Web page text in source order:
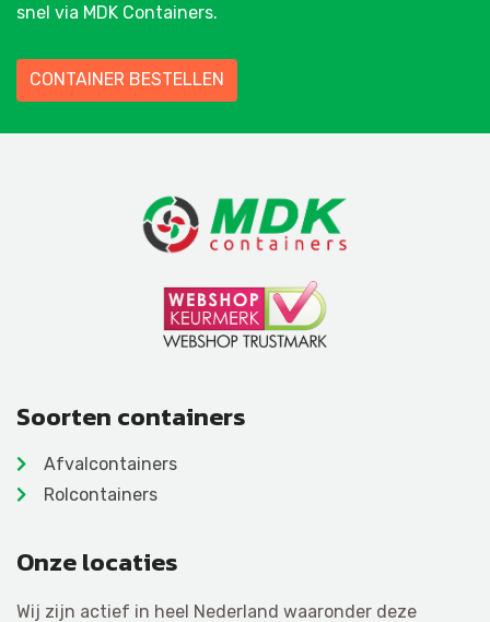
snel via MDK Containers.
CONTAINER BESTELLEN
Soorten containers
Afvalcontainers
Rolcontainers
Onze locaties
Wij zijn actief in heel Nederland waaronder deze